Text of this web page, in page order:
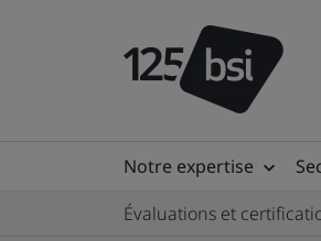
Notre expertise
Évaluations et